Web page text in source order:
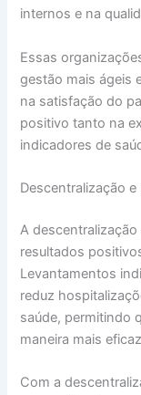
internos e na
Essas
gestão mais ágeis
na satisfação do
positivo tanto na
indicadores de
Descentralização
A
resultados
Levantamentos
reduz
saúde, permitindo
maneira mais
Com a